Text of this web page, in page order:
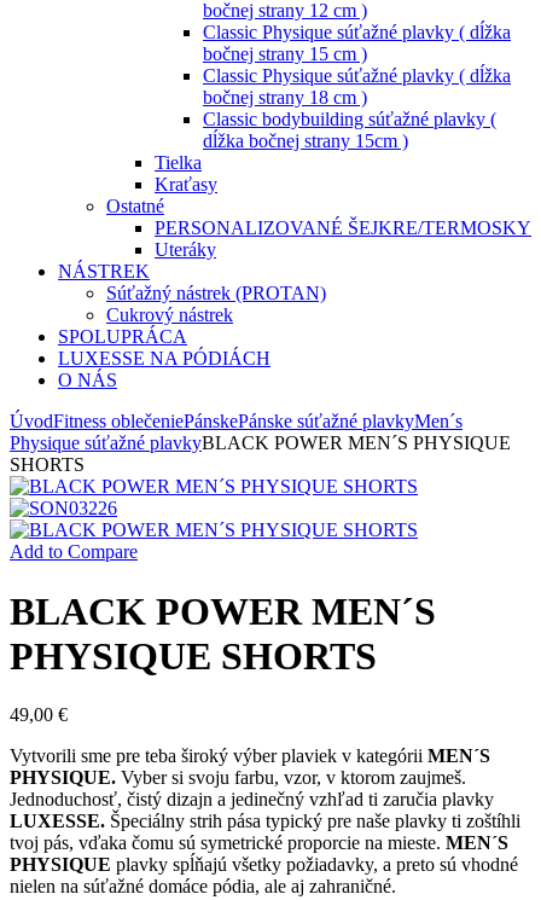
bočnej strany 12 cm )
Classic Physique súťažné plavky ( dĺžka
bočnej strany 15 cm )
Classic Physique súťažné plavky ( dĺžka
bočnej strany 18 cm )
Classic bodybuilding súťažné plavky (
dĺžka bočnej strany 15cm )
Tielka
Kraťasy
Ostatné
PERSONALIZOVANÉ ŠEJKRE/TERMOSKY
Uteráky
NÁSTREK
Súťažný nástrek (PROTAN)
Cukrový nástrek
SPOLUPRÁCA
LUXESSE NA PÓDIÁCH
O NÁS
ÚvodFitness oblečeniePánskePánske súťažné plavkyMen´s
Physique súťažné plavkyBLACK POWER MEN´S PHYSIQUE
SHORTS
Add to Compare
BLACK POWER MEN´S
PHYSIQUE SHORTS
49,00 €
Vytvorili sme pre teba široký výber plaviek v kategórii MEN´S
PHYSIQUE. Vyber si svoju farbu, vzor, v ktorom zaujmeš.
Jednoduchosť, čistý dizajn a jedinečný vzhľad ti zaručia plavky
LUXESSE. Špeciálny strih pása typický pre naše plavky ti zoštíhli
tvoj pás, vďaka čomu sú symetrické proporcie na mieste. MEN´S
PHYSIQUE plavky spĺňajú všetky požiadavky, a preto sú vhodné
nielen na súťažné domáce pódia, ale aj zahraničné.